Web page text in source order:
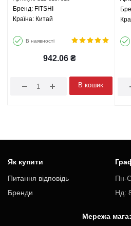
FITSHI
Брeнд: FITSHI
Країна: Китай
В наявності
942.06 ₴
В кошик
Як купити
Питання відповідь
Бренди
Пн-
Нд:
Мережа